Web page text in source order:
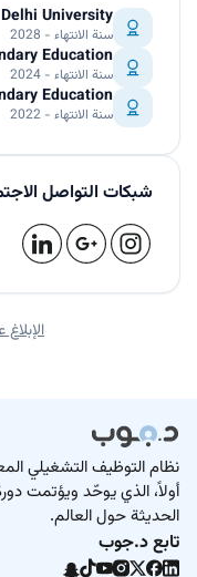
Delhi University
سنة الانتهاء - 2028
Education
سنة الانتهاء - 2024
Education
سنة الانتهاء - 2022
شبكات التواصل
نظام التوظيف التشغيلي
أولاً، الذي يوحّد ويؤتمت
الحديثة حول العالم.
تابع د.جوب